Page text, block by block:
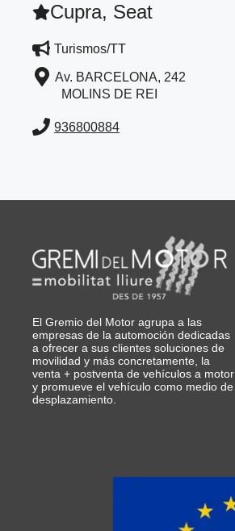
Cupra, Seat
Turismos/TT
Av. BARCELONA, 242
MOLINS DE REI
936800884
El Gremio del Motor agrupa a las
empresas de la automoción dedicadas
a ofrecer a sus clientes soluciones de
movilidad y más concretamente, la
venta + postventa de vehículos a motor
y promueve el vehículo como medio de
desplazamiento.